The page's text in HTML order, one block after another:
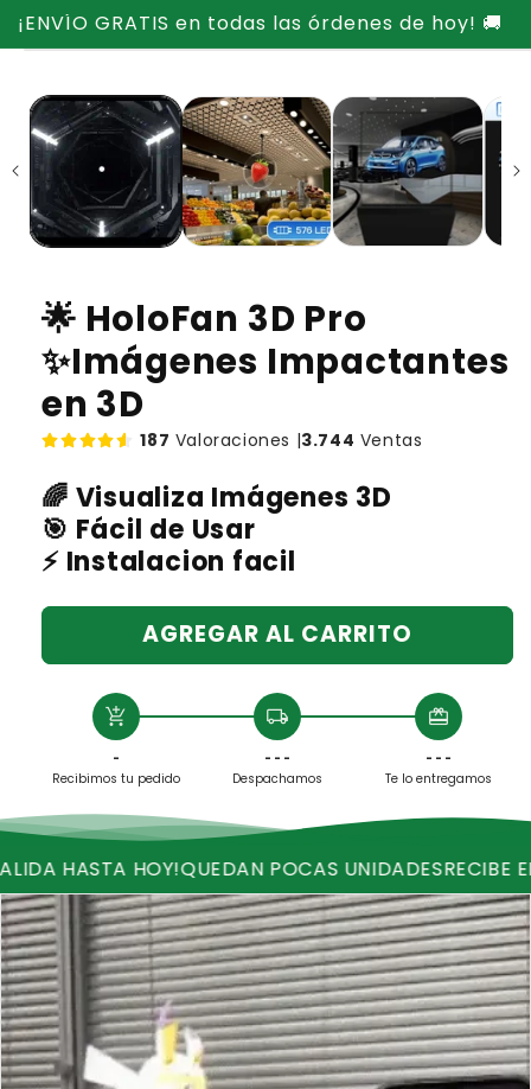
contenido
¡ENVÍO GRATIS en todas las órdenes de hoy! 🚚
producto
🌟 HoloFan 3D Pro
✨Imágenes Impactantes
en 3D
187 Valoraciones |3.744 Ventas
🌈 Visualiza Imágenes 3D
🎯 Fácil de Usar
⚡ Instalacion facil
AGREGAR AL CARRITO
add_shopping_cart
-
Recibimos tu pedido
local_shipping
- - -
Despachamos
redeem
- - -
Te lo entregamos
HOY!QUEDAN POCAS UNIDADES RECIBE ENVIO